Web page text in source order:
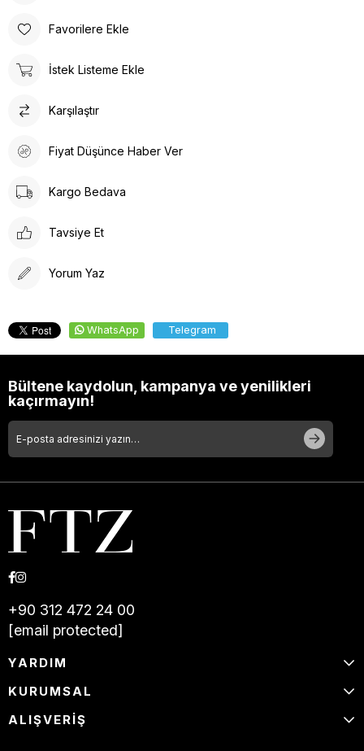
Favorilere Ekle
İstek Listeme Ekle
Karşılaştır
Fiyat Düşünce Haber Ver
Kargo Bedava
Tavsiye Et
Yorum Yaz
WhatsApp Telegram
Bültene kaydolun, kampanya ve yenilikleri
kaçırmayın!
+90 312 472 24 00
[email protected]
YARDIM
KURUMSAL
ALIŞVERİŞ